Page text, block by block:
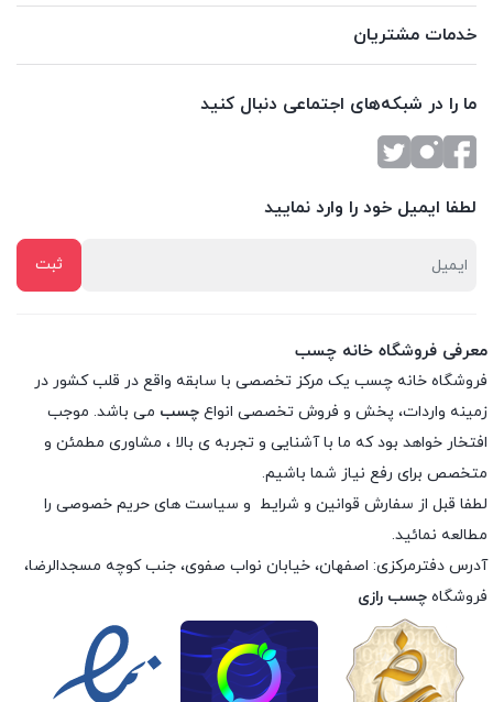
خدمات مشتریان
ما را در شبکه‌های اجتماعی دنبال کنید
لطفا ایمیل خود را وارد نمایید
معرفی فروشگاه خانه چسب
فروشگاه خانه چسب یک مرکز تخصصی با سابقه واقع در قلب کشور در
زمینه واردات، پخش و فروش تخصصی انواع چسب می باشد. موجب
افتخار خواهد بود که ما با آشنایی و تجربه ی بالا ، مشاوری مطمئن و
متخصص برای رفع نیاز شما باشیم.
لطفا قبل از سفارش قوانین و شرایط و سیاست های حریم خصوصی را
مطالعه نمائید.
آدرس دفترمرکزی: اصفهان، خیابان نواب صفوی، جنب کوچه مسجدالرضا،
فروشگاه چسب رازی